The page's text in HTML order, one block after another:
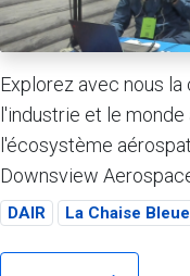
Explorez avec nous
l'industrie et le
l'écosystème
Downsview
DAIR La Chaise Bleue